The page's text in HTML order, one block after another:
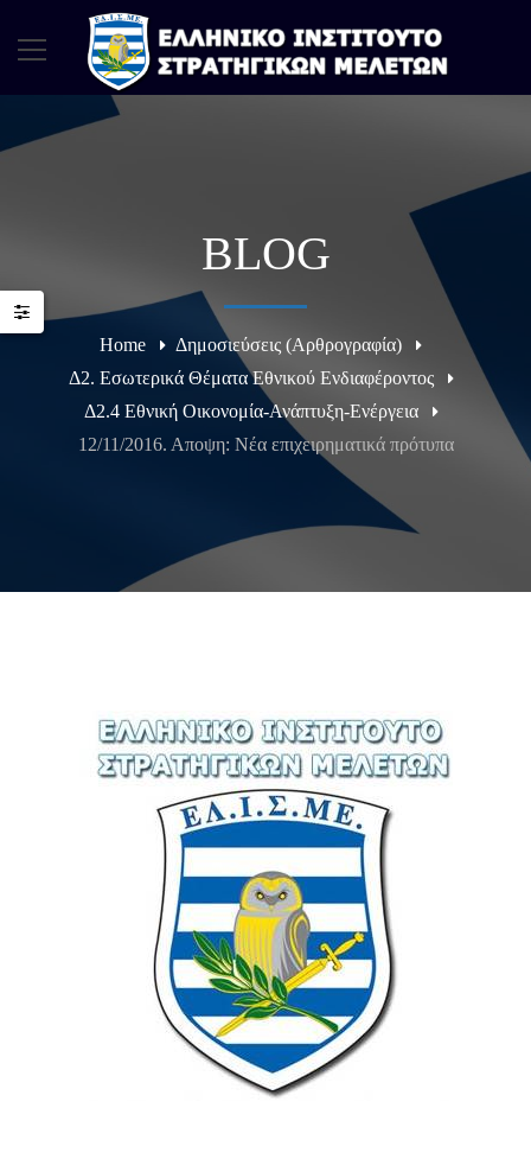
BLOG
Home
Δημοσιεύσεις (Αρθρογραφία)
Δ2. Εσωτερικά Θέματα Εθνικού Ενδιαφέροντος
Δ2.4 Εθνική Οικονομία-Ανάπτυξη-Ενέργεια
12/11/2016. Αποψη: Νέα επιχειρηματικά πρότυπα